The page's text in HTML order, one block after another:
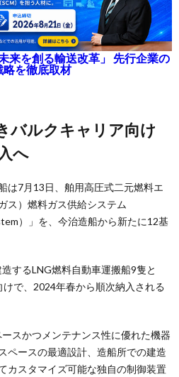
来を創る輸送改革」 先行企業の
略を徹底取材
へ
は7月13日、舶用高圧式二元燃料エ
ス）燃料ガス供給システム
）」を、今治造船から新たに12基
するLNG燃料自動車運搬船9隻と
で、2024年春から順次納入される
スかつメンテナンス性に優れた機器
ペースの最適設計、造船所での建造
カスタマイズ可能な独自の制御装置